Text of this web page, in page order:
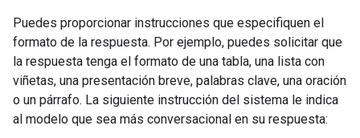
Puedes proporcionar instrucciones que especifiquen el
formato de la respuesta. Por ejemplo, puedes solicitar que
la respuesta tenga el formato de una tabla, una lista con
viñetas, una presentación breve, palabras clave, una oración
o un párrafo. La siguiente instrucción del sistema le indica
al modelo que sea más conversacional en su respuesta: